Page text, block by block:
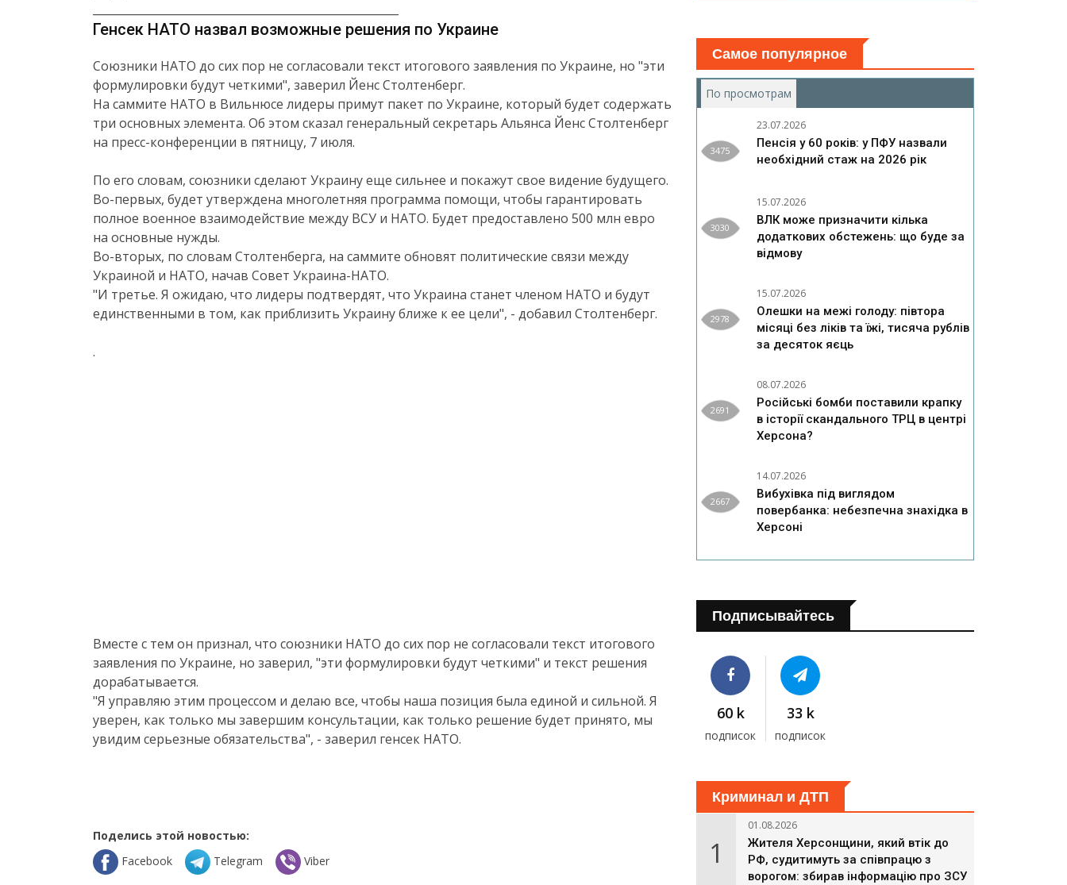
Генсек НАТО назвал возможные решения по Украине
Союзники НАТО до сих пор не согласовали текст итогового заявления по Украине, но "эти
формулировки будут четкими", заверил Йенс Столтенберг.
На саммите НАТО в Вильнюсе лидеры примут пакет по Украине, который будет содержать
три основных элемента. Об этом сказал генеральный секретарь Альянса Йенс Столтенберг
на пресс-конференции в пятницу, 7 июля.
По его словам, союзники сделают Украину еще сильнее и покажут свое видение будущего.
Во-первых, будет утверждена многолетняя программа помощи, чтобы гарантировать
полное военное взаимодействие между ВСУ и НАТО. Будет предоставлено 500 млн евро
на основные нужды.
Во-вторых, по словам Столтенберга, на саммите обновят политические связи между
Украиной и НАТО, начав Совет Украина-НАТО.
"И третье. Я ожидаю, что лидеры подтвердят, что Украина станет членом НАТО и будут
единственными в том, как приблизить Украину ближе к ее цели", - добавил Столтенберг.
.
Вместе с тем он признал, что союзники НАТО до сих пор не согласовали текст итогового
заявления по Украине, но заверил, "эти формулировки будут четкими" и текст решения
дорабатывается.
"Я управляю этим процессом и делаю все, чтобы наша позиция была единой и сильной. Я
уверен, как только мы завершим консультации, как только решение будет принято, мы
увидим серьезные обязательства", - заверил генсек НАТО.
Поделись этой новостью:
Facebook
Telegram Viber
Самое популярное
По просмотрам
3475
23.07.2026
Пенсія у 60 років: у ПФУ назвали
необхідний стаж на 2026 рік
3030
15.07.2026
ВЛК може призначити кілька
додаткових обстежень: що буде за
відмову
2978
15.07.2026
Олешки на межі голоду: півтора
місяці без ліків та їжі, тисяча рублів
за десяток яєць
2691
08.07.2026
Російські бомби поставили крапку
в історії скандального ТРЦ в центрі
Херсона?
2667
14.07.2026
Вибухівка під виглядом
повербанка: небезпечна знахідка в
Херсоні
Подписывайтесь
60 k
подписок
33 k
подписок
Криминал и ДТП
1
01.08.2026
Жителя Херсонщини, який втік до
РФ, судитимуть за співпрацю з
ворогом: збирав інформацію про ЗСУ